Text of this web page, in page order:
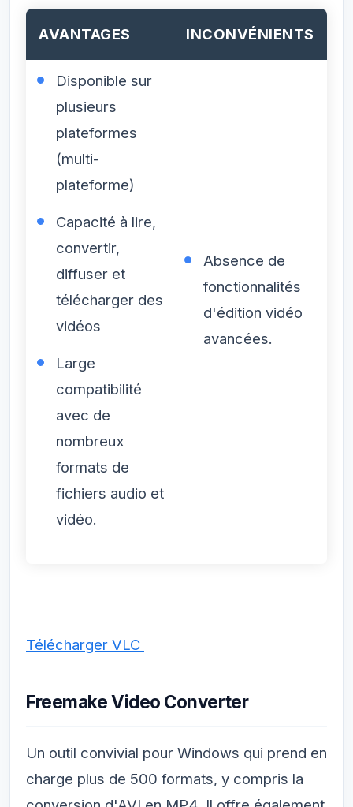
AVANTAGES INCONVÉNIENTS
Disponible sur
plusieurs
plateformes
(multi-
plateforme)
Capacité à lire,
convertir,
diffuser et
télécharger des
vidéos
Large
compatibilité
avec de
nombreux
formats de
fichiers audio et
vidéo.
Absence de
fonctionnalités
d'édition vidéo
avancées.
Télécharger VLC
Freemake Video Converter
Un outil convivial pour Windows qui prend en
charge plus de 500 formats, y compris la